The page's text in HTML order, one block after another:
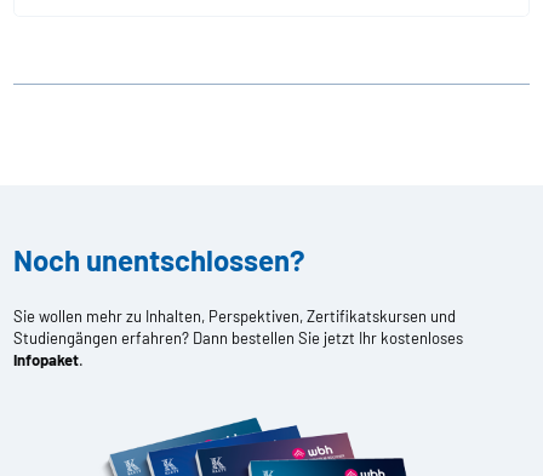
Noch unentschlossen?
Sie wollen mehr zu Inhalten, Perspektiven, Zertifikatskursen und
Studiengängen erfahren? Dann bestellen Sie jetzt Ihr kostenloses
Infopaket.